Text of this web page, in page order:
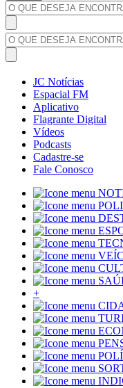
JC Notícias
Espacial FM
Aplicativo
Flagrante Digital
Vídeos
Podcasts
Cadastre-se
Fale Conosco
+